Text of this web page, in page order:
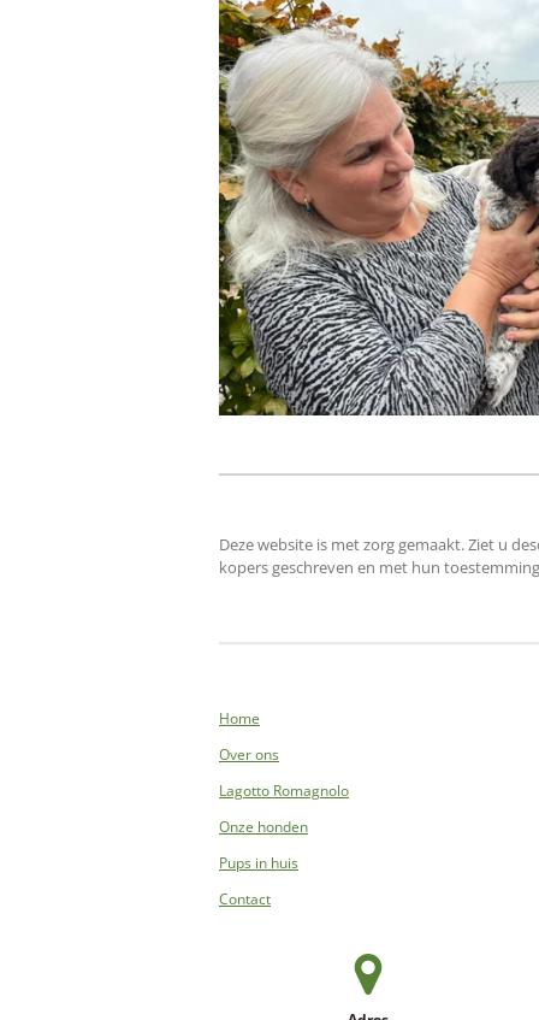
Deze website is met zorg gemaakt. Ziet u
kopers geschreven en met hun
Home
Over ons
Lagotto Romagnolo
Onze honden
Pups in huis
Contact